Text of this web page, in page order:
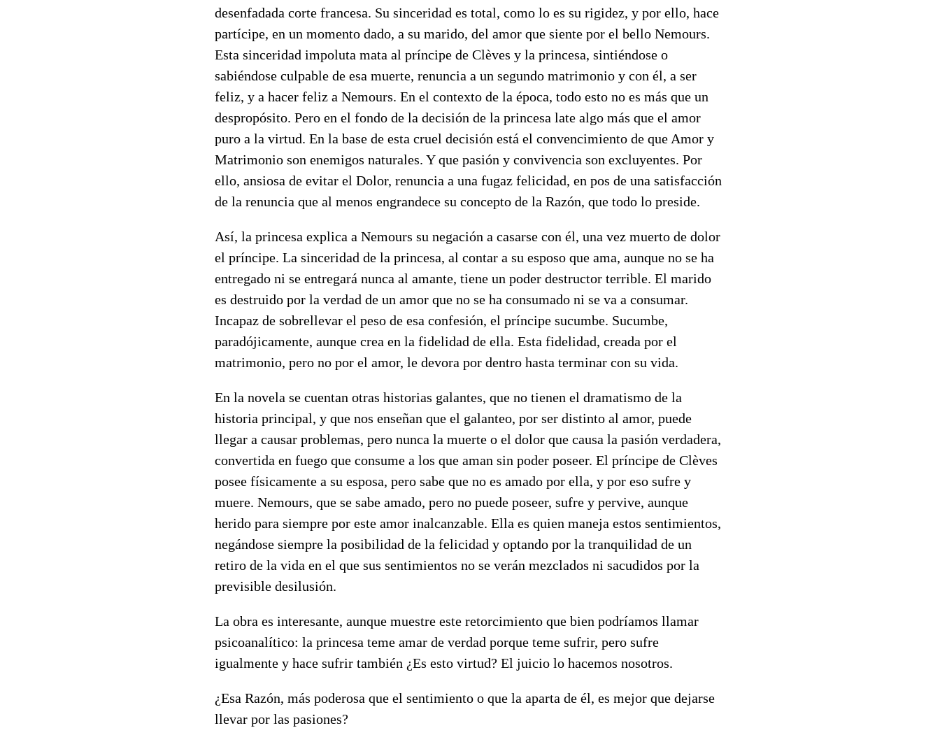
desenfadada corte francesa. Su sinceridad es total, como lo es su rigidez, y por ello, hace
partícipe, en un momento dado, a su marido, del amor que siente por el bello Nemours.
Esta sinceridad impoluta mata al príncipe de Clèves y la princesa, sintiéndose o
sabiéndose culpable de esa muerte, renuncia a un segundo matrimonio y con él, a ser
feliz, y a hacer feliz a Nemours. En el contexto de la época, todo esto no es más que un
despropósito. Pero en el fondo de la decisión de la princesa late algo más que el amor
puro a la virtud. En la base de esta cruel decisión está el convencimiento de que Amor y
Matrimonio son enemigos naturales. Y que pasión y convivencia son excluyentes. Por
ello, ansiosa de evitar el Dolor, renuncia a una fugaz felicidad, en pos de una satisfacción
de la renuncia que al menos engrandece su concepto de la Razón, que todo lo preside.
Así, la princesa explica a Nemours su negación a casarse con él, una vez muerto de dolor
el príncipe. La sinceridad de la princesa, al contar a su esposo que ama, aunque no se ha
entregado ni se entregará nunca al amante, tiene un poder destructor terrible. El marido
es destruido por la verdad de un amor que no se ha consumado ni se va a consumar.
Incapaz de sobrellevar el peso de esa confesión, el príncipe sucumbe. Sucumbe,
paradójicamente, aunque crea en la fidelidad de ella. Esta fidelidad, creada por el
matrimonio, pero no por el amor, le devora por dentro hasta terminar con su vida.
En la novela se cuentan otras historias galantes, que no tienen el dramatismo de la
historia principal, y que nos enseñan que el galanteo, por ser distinto al amor, puede
llegar a causar problemas, pero nunca la muerte o el dolor que causa la pasión verdadera,
convertida en fuego que consume a los que aman sin poder poseer. El príncipe de Clèves
posee físicamente a su esposa, pero sabe que no es amado por ella, y por eso sufre y
muere. Nemours, que se sabe amado, pero no puede poseer, sufre y pervive, aunque
herido para siempre por este amor inalcanzable. Ella es quien maneja estos sentimientos,
negándose siempre la posibilidad de la felicidad y optando por la tranquilidad de un
retiro de la vida en el que sus sentimientos no se verán mezclados ni sacudidos por la
previsible desilusión.
La obra es interesante, aunque muestre este retorcimiento que bien podríamos llamar
psicoanalítico: la princesa teme amar de verdad porque teme sufrir, pero sufre
igualmente y hace sufrir también ¿Es esto virtud? El juicio lo hacemos nosotros.
¿Esa Razón, más poderosa que el sentimiento o que la aparta de él, es mejor que dejarse
llevar por las pasiones?